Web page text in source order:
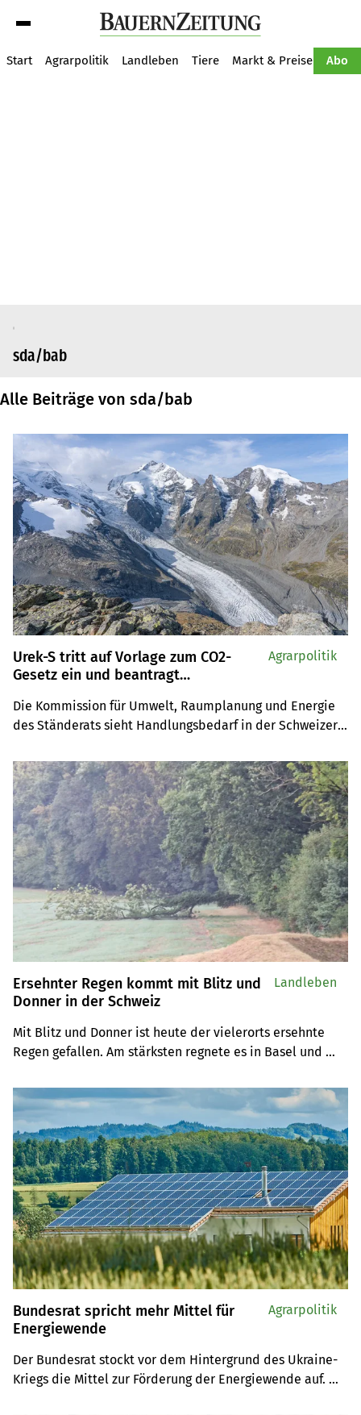
Start Agrarpolitik Landleben Tiere Markt & Preise Abo
sda/bab
Alle Beiträge von sda/bab
Urek-S tritt auf Vorlage zum CO2-
Gesetz ein und beantragt
Biodiversitätsinitiative
Die Kommission für Umwelt, Raumplanung und Energie
des Ständerats sieht Handlungsbedarf in der Schweizer
Biodiversitätsinitiative nicht behandelt werden.
Agrarpolitik
Ersehnter Regen kommt mit Blitz und
Donner in der Schweiz
Mit Blitz und Donner ist heute der vielerorts ersehnte
Regen gefallen. Am stärksten regnete es in Basel und
auf Twitter schreibt.
Landleben
Bundesrat spricht mehr Mittel für
Energiewende
Der Bundesrat stockt vor dem Hintergrund des Ukraine-
Kriegs die Mittel zur Förderung der Energiewende auf.
Agrarpolitik